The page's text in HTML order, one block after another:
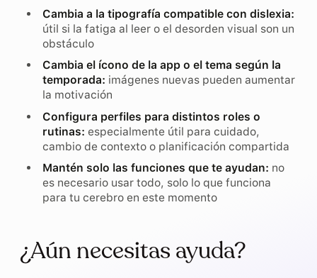
Cambia a la tipografía compatible con dislexia:
útil si la fatiga al leer o el desorden visual son un
obstáculo
Cambia el ícono de la app o el tema según la
temporada: imágenes nuevas pueden aumentar
la motivación
Configura perfiles para distintos roles o
rutinas: especialmente útil para cuidado,
cambio de contexto o planificación compartida
Mantén solo las funciones que te ayudan: no
es necesario usar todo, solo lo que funciona
para tu cerebro en este momento
¿Aún necesitas ayuda?